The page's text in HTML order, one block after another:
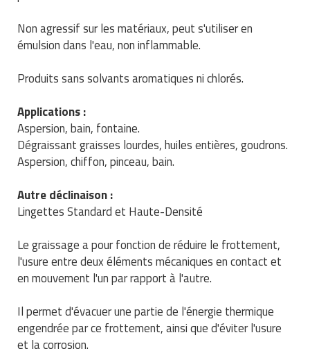
Ustensile cuisine professionnel
Vêtements personnalisés
Vitrines pour magasin
Traitement des eaux
Trancheuse professionnelle
Transformateur électrique
Tubes et profilés
Tuyau flexible
Tuyau galvanisé
Tuyau renforcé
Ventilateurs et aération d'atelier
Tapis de bureau
Tapis et caillebotis
Traitement des surfaces
Traitement du linge
Vestiaires et casiers
Equipements de karting
Equipements pour patinage
Equipements pour roller
Equipements pour skateboard
Equipements pour stade et terrain
sportif
Jeu gymnique
Loisirs
Matériel de fitness
Matériel de musculation
Vêtement sportif
Piano de cuisson
Plats et plateaux
Pompes à sauce
Portes commandes restaurant
Réchaud professionnel
Réfrigérateur professionnel
Restauration foraine
Robinetterie professionnelle
Rôtisserie professionnelle
Non agressif sur les matériaux, peut s'utiliser en
émulsion dans l'eau, non inflammable.
Produits sans solvants aromatiques ni chlorés.
Applications :
Aspersion, bain, fontaine.
Dégraissant graisses lourdes, huiles entières, goudrons.
Aspersion, chiffon, pinceau, bain.
Autre déclinaison :
Lingettes Standard et Haute-Densité
Le graissage a pour fonction de réduire le frottement,
l'usure entre deux éléments mécaniques en contact et
en mouvement l'un par rapport à l'autre.
Il permet d'évacuer une partie de l'énergie thermique
engendrée par ce frottement, ainsi que d'éviter l'usure
et la corrosion.